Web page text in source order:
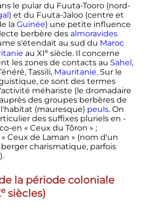
le pular du Fuuta-Tooro (nord-
) et du Fuuta-Jaloo (centre et
la Guinée) une petite influence
berbère des almoravides
s'étendait au sud du Maroc
au XIe siècle. Il concerne
les zones de contacts au Sahel,
Tassili, Mauritanie. Sur le
ce sont des termes
méhariste (le dromadaire
des groupes berbères de
(mauresque) peuls. On
des suffixes pluriels en -
en « Ceux du Tôron » ;
Ceux de Laman » (nom d'un
charismatique, parfois
la période coloniale
esiècles)